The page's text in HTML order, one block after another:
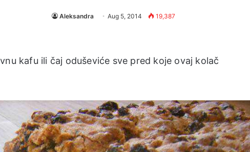
Aleksandra Aug 5, 2014 19,387
kafu ili čaj oduševiće sve pred koje ovaj kolač